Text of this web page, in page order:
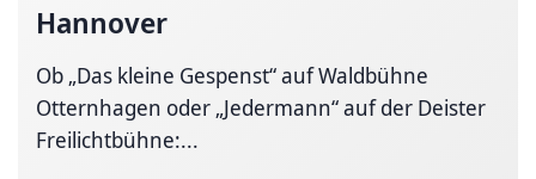
Hannover
Ob „Das kleine Gespenst“ auf Waldbühne
Otternhagen oder „Jedermann“ auf der Deister
Freilichtbühne:...